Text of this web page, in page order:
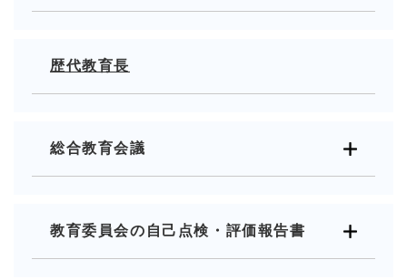
歴代教育長
総合教育会議
教育委員会の自己点検・評価報告書